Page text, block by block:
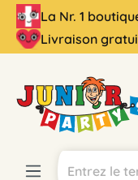
principal
La Nr. 1
Livraison